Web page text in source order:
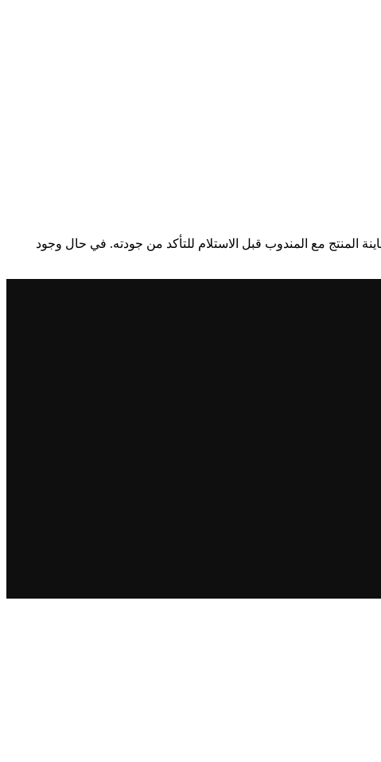
المنتج مع المندوب قبل الاستلام للتأكد من جودته. في حال وجود